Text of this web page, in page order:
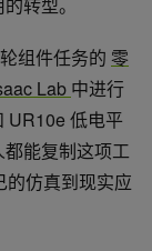
转型。
组件任务的 零
Lab 中进行
UR10e 低电平
能复制这项工
的仿真到现实应